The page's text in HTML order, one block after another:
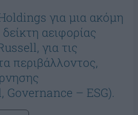
για μια ακόμη
αειφορίας
για τις
περιβάλλοντος,
– ESG).